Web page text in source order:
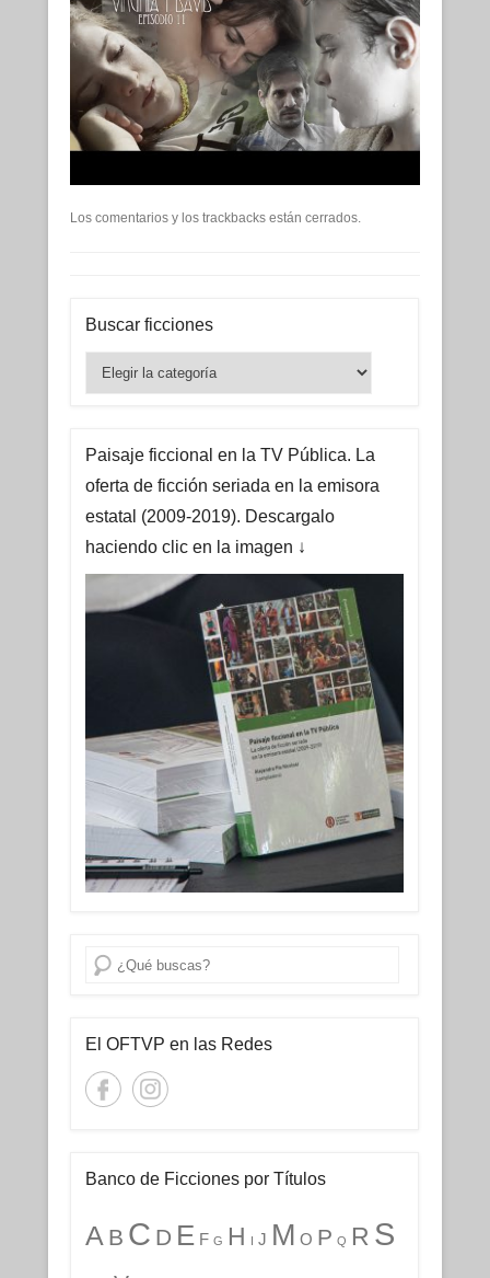
Los comentarios y los trackbacks están cerrados.
Buscar ficciones
Buscar
Paisaje ficcional en la TV Pública. La
oferta de ficción seriada en la emisora
estatal (2009-2019). Descargalo
haciendo clic en la imagen ↓
Buscar
El OFTVP en las Redes
Banco de Ficciones por Títulos
A B C D E F G H I J M O P Q R S